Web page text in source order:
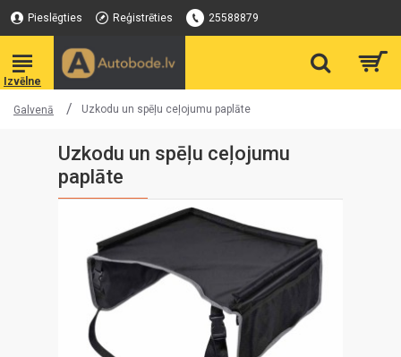
Pieslēgties Reģistrēties 25588879
Galvenā Uzkodu un spēļu ceļojumu paplāte
Uzkodu un spēļu ceļojumu
paplāte